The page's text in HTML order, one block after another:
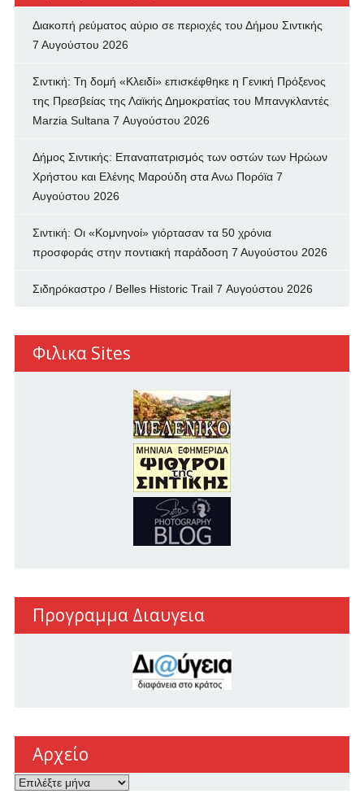
Διακοπή ρεύματος αύριο σε περιοχές του Δήμου Σιντικής
7 Αυγούστου 2026
Σιντική: Τη δομή «Κλειδί» επισκέφθηκε η Γενική Πρόξενος
της Πρεσβείας της Λαϊκής Δημοκρατίας του Μπανγκλαντές
Marzia Sultana 7 Αυγούστου 2026
Δήμος Σιντικής: Επαναπατρισμός των oστών των Ηρώων
Χρήστου και Ελένης Μαρούδη στα Ανω Πορόϊα 7
Αυγούστου 2026
Σιντική: Οι «Κομνηνοί» γιόρτασαν τα 50 χρόνια
προσφοράς στην ποντιακή παράδοση 7 Αυγούστου 2026
Σιδηρόκαστρο / Belles Historic Trail 7 Αυγούστου 2026
Φιλικα Sites
Προγραμμα Διαυγεια
Αρχείο
Αρχείο